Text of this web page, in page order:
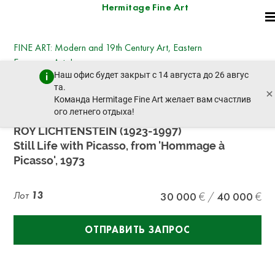
Hermitage Fine Art
Наш офис будет закрыт с 14 августа до 26 авгус
та.
Команда Hermitage Fine Art желает вам счастлив
ого летнего отдыха!
×
FINE ART: Modern and 19th Century Art, Eastern
European Art, Icons
четверг, 19 декабря 2024 г. - 14:30
пред. лот след. лот
ROY LICHTENSTEIN (1923-1997)
Still Life with Picasso, from 'Hommage à
Picasso', 1973
Лот 13 30 000 40 000
ОТПРАВИТЬ ЗАПРОС